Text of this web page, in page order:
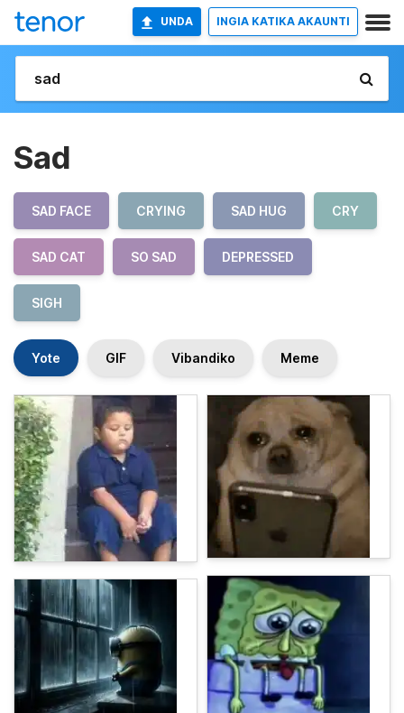
UNDA INGIA KATIKA AKAUNTI
Sad
SAD FACE CRYING SAD HUG CRY
SAD CAT SO SAD DEPRESSED
SIGH
Yote GIF Vibandiko Meme